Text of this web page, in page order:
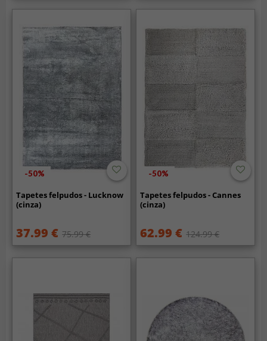
-50%
Tapetes felpudos - Lucknow
(cinza)
37.99 € 75.99 €
-50%
Tapetes felpudos - Cannes
(cinza)
62.99 € 124.99 €